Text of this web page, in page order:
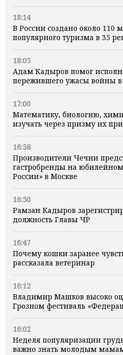
18:14
В России создано около 110
популярного туризма в 35
18:05
Адам Кадыров помог
пережившего ужасы войны в
17:00
Математику, биологию,
изучать через призму их
16:58
Производители Чечни
гастробренды на
России» в Москве
16:50
Рамзан Кадыров
должность Главы ЧР
16:47
Почему кошки заранее
рассказала ветеринар
16:12
Владимир Машков высоко
Грозном фестиваль
16:02
Неделя популяризации
важно знать молодым